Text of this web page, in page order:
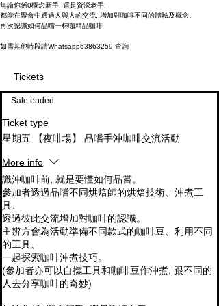
無論你係0概念新手, 還是資深老手,
都能在聚會中透過人與人的交流, 增加對咖啡不同的體驗及概念。
再次認識如何品嚐一杯咖精品咖啡
如需其他時段請Whatsapp63863259 查詢
Tickets
Sale ended
Ticket type
星期五 【夜啡場】 品嚐手沖咖啡交流活動
More info
識沖咖啡前, 就是要懂如何品嘗。
參加者透過品嚐不同烘焙師的烘焙技術、沖煮工
具、
透過彼此交流增加對咖啡的認識。
主辨方會為活動準備不同款式的咖啡豆、利用不同
的工具、
一起探索咖啡沖煮技巧。
(參加者亦可以自攜工具和咖啡豆作沖煮, 跟不同的
人去分享咖啡的奇妙)